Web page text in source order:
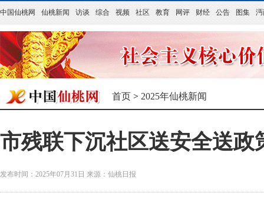
中国仙桃网 仙桃新闻 访谈 综合 视频 社区 教育 网评 财经 公告 图集
首页 > 2025年仙桃新闻
市残联下沉社区送安全送政
发布时间：2025年07月31日 来源： 仙桃日报